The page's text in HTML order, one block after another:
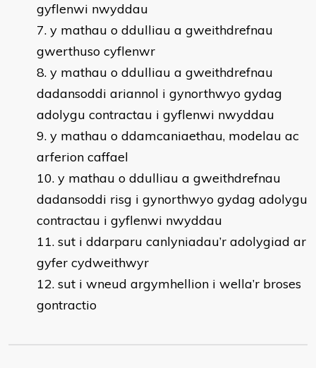
gyflenwi nwyddau
y mathau o ddulliau a gweithdrefnau
gwerthuso cyflenwr
y mathau o ddulliau a gweithdrefnau
dadansoddi ariannol i gynorthwyo gydag
adolygu contractau i gyflenwi nwyddau
y mathau o ddamcaniaethau, modelau ac
arferion caffael
y mathau o ddulliau a gweithdrefnau
dadansoddi risg i gynorthwyo gydag adolygu
contractau i gyflenwi nwyddau
sut i ddarparu canlyniadau’r adolygiad ar
gyfer cydweithwyr
sut i wneud argymhellion i wella’r broses
gontractio